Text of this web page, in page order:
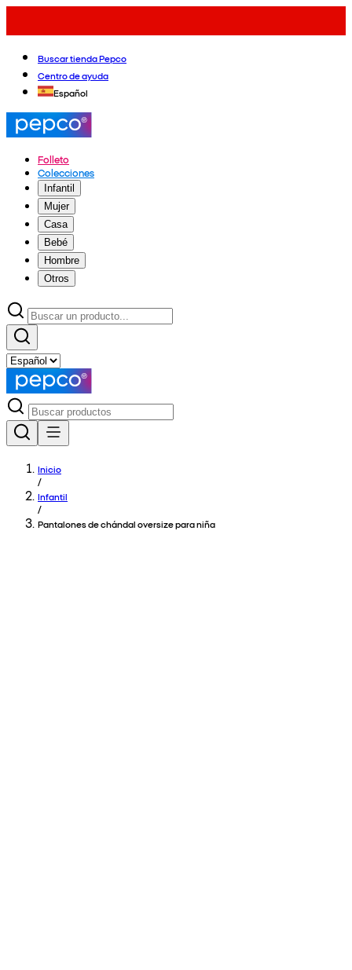
Buscar tienda Pepco
Centro de ayuda
Español
Folleto
Colecciones
Infantil
Mujer
Casa
Bebé
Hombre
Otros
Inicio
/
Infantil
/
Pantalones de chándal oversize para niña